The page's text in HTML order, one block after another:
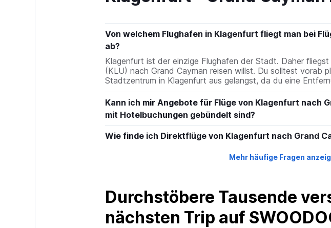
Von welchem Flughafen in Klagenfurt fliegt man bei
ab?
Klagenfurt ist der einzige Flughafen der Stadt. Daher
(KLU) nach Grand Cayman reisen willst. Du solltest vorab
Stadtzentrum in Klagenfurt aus gelangst, da du eine
Kann ich mir Angebote für Flüge von Klagenfurt nach
mit Hotelbuchungen gebündelt sind?
Wie finde ich Direktflüge von Klagenfurt nach Grand
Mehr häufige Fragen
Durchstöbere Tausende
nächsten Trip auf